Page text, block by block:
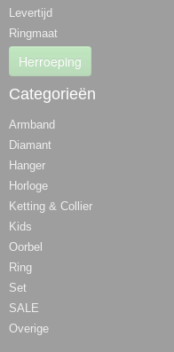
Levertijd
Ringmaat
Herroeping
Categorieën
Armband
Diamant
Hanger
Horloge
Ketting & Collier
Kids
Oorbel
Ring
Set
SALE
Overige